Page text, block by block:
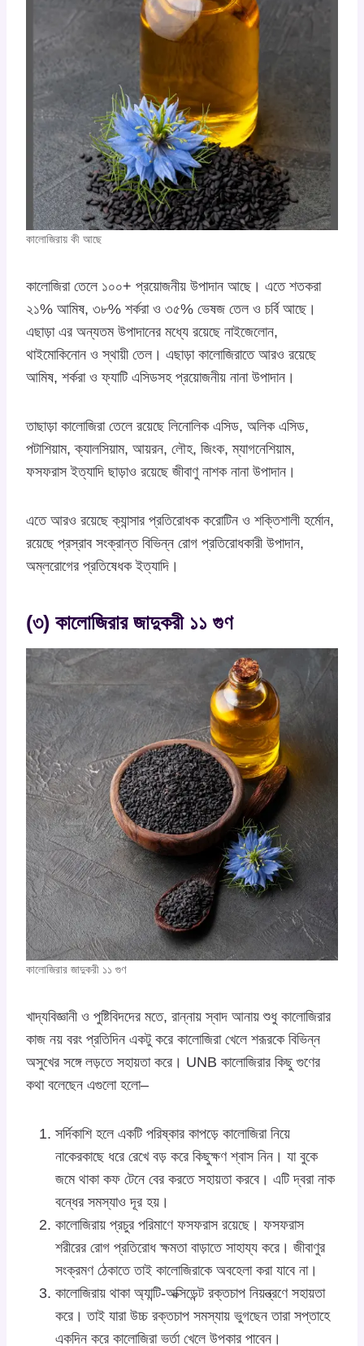
কালোজিরায় কী আছে
কালোজিরা তেলে ১০০+ প্রয়োজনীয় উপাদান আছে। এতে শতকরা
২১% আমিষ, ৩৮% শর্করা ও ৩৫% ভেষজ তেল ও চর্বি আছে।
এছাড়া এর অন্যতম উপাদানের মধ্যে রয়েছে নাইজেলোন,
থাইমোকিনোন ও স্থায়ী তেল। এছাড়া কালোজিরাতে আরও রয়েছে
আমিষ, শর্করা ও ফ্যাটি এসিডসহ প্রয়োজনীয় নানা উপাদান।
তাছাড়া কালোজিরা তেলে রয়েছে লিনোলিক এসিড, অলিক এসিড,
পটাশিয়াম, ক্যালসিয়াম, আয়রন, লৌহ, জিংক, ম্যাগনেশিয়াম,
ফসফরাস ইত্যাদি ছাড়াও রয়েছে জীবাণু নাশক নানা উপাদান।
এতে আরও রয়েছে ক্যান্সার প্রতিরোধক করোটিন ও শক্তিশালী হর্মোন,
রয়েছে প্রস্রাব সংক্রান্ত বিভিন্ন রোগ প্রতিরোধকারী উপাদান,
অম্লরোগের প্রতিষেধক ইত্যাদি।
(৩) কালোজিরার জাদুকরী ১১ গুণ
কালোজিরার জাদুকরী ১১ গুণ
খাদ্যবিজ্ঞানী ও পুষ্টিবিদদের মতে, রান্নায় স্বাদ আনায় শুধু কালোজিরার
কাজ নয় বরং প্রতিদিন একটু করে কালোজিরা খেলে শরূরকে বিভিন্ন
অসুখের সঙ্গে লড়তে সহায়তা করে। UNB কালোজিরার কিছু গুণের
কথা বলেছেন এগুলো হলো–
সর্দিকাশি হলে একটি পরিষ্কার কাপড়ে কালোজিরা নিয়ে
নাকেরকাছে ধরে রেখে বড় করে কিছুক্ষণ শ্বাস নিন। যা বুকে
জমে থাকা কফ টেনে বের করতে সহায়তা করবে। এটি দ্বরা নাক
বন্ধের সমস্যাও দূর হয়।
কালোজিরায় প্রচুর পরিমাণে ফসফরাস রয়েছে। ফসফরাস
শরীরের রোগ প্রতিরোধ ক্ষমতা বাড়াতে সাহায্য করে। জীবাণুর
সংক্রমণ ঠেকাতে তাই কালোজিরাকে অবহেলা করা যাবে না।
কালোজিরায় থাকা অ্যান্টি-অক্সিডেন্ট রক্তচাপ নিয়ন্ত্রণে সহায়তা
করে। তাই যারা উচ্চ রক্তচাপ সমস্যায় ভুগছেন তারা সপ্তাহে
একদিন করে কালোজিরা ভর্তা খেলে উপকার পাবেন।